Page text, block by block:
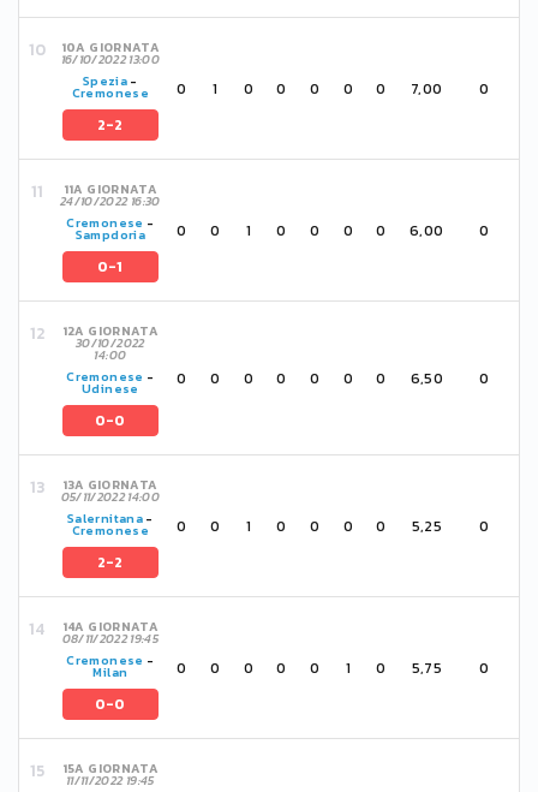
10A GIORNATA
16/10/2022 13:00
Spezia -
Cremonese
2-2
0 1 0 0 0 0 0 7,00 0
11A GIORNATA
24/10/2022 16:30
Cremonese -
Sampdoria
0-1
0 0 1 0 0 0 0 6,00 0
12A GIORNATA
30/10/2022
14:00
Cremonese -
Udinese
0-0
0 0 0 0 0 0 0 6,50 0
13A GIORNATA
05/11/2022 14:00
Salernitana-
Cremonese
2-2
0 0 1 0 0 0 0 5,25 0
14A GIORNATA
08/11/2022 19:45
Cremonese -
Milan
0-0
0 0 0 0 0 1 0 5,75 0
15A GIORNATA
11/11/2022 19:45